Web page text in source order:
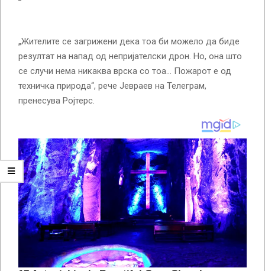
„Жителите се загрижени дека тоа би можело да биде
резултат на напад од непријателски дрон. Но, она што
се случи нема никаква врска со тоа… Пожарот е од
техничка природа“, рече Јевраев на Телеграм,
пренесува Ројтерс.